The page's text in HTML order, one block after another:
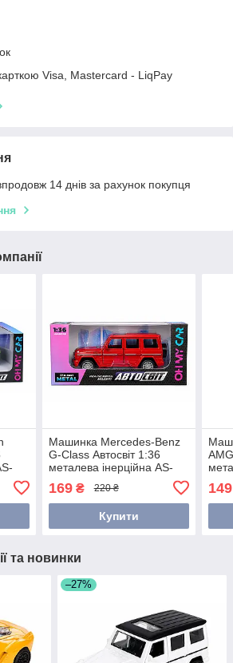
Visa, Mastercard - LiqPay
14 днів за рахунок покупця
Машинка Mercedes-Benz
G-Class Автосвіт 1:36
металева інерційна AS-
169₴ 220 ₴
Купити
149
та новинки
–27%